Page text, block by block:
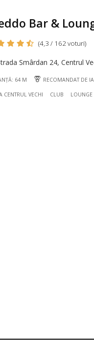
Bar &
(4,3 / 162 voturi)
Smârdan 24, Centrul
64 M RECOMANDAT DE
CENTRUL VECHI CLUB LOUNGE